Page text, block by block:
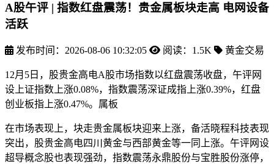
A股午评 | 指数红盘震荡！贵金属板块走高 电网设备
活跃
发布时间：2026-08-06 10:32:05 阅读：1.5K 黄金交易
12月5日，股贵金高电A股市场指数以红盘震荡收盘，午评网
设上证指数上涨0.08%，指数震荡深证成指上涨0.39%，红盘
创业板指上涨0.47%。属板
在市场表现上，块走贵金属板块迎来上涨，备活晓程科技表现
突出，股贵金高电四川黄金与西部黄金等一同上涨。午评网设
超导概念股也表现强劲，指数震荡永鼎股份与宝胜股份涨停，